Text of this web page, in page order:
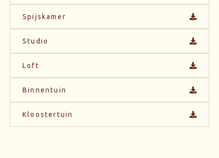
Spijskamer
Studio
Loft
Binnentuin
Kloostertuin